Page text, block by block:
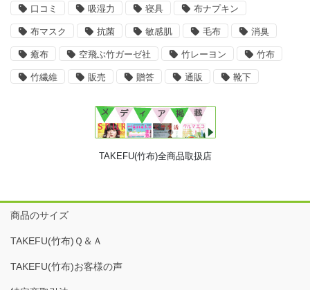
口コミ 吸湿力 寝具 布ナプキン
布マスク 抗菌 敏感肌 毛布 消臭
癒布 空飛ぶ竹ガーゼ社 竹レーヨン 竹布
竹繊維 販売 贈答 通販 靴下
TAKEFU(竹布)全商品取扱店
商品のサイズ
TAKEFU(竹布)Ｑ＆Ａ
TAKEFU(竹布)お客様の声